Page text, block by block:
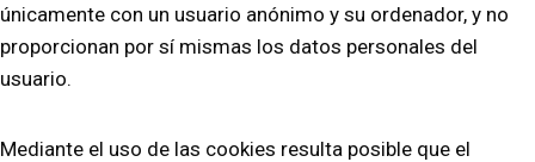
únicamente con un usuario anónimo y su ordenador, y no
proporcionan por sí mismas los datos personales del
usuario.
Mediante el uso de las cookies resulta posible que el